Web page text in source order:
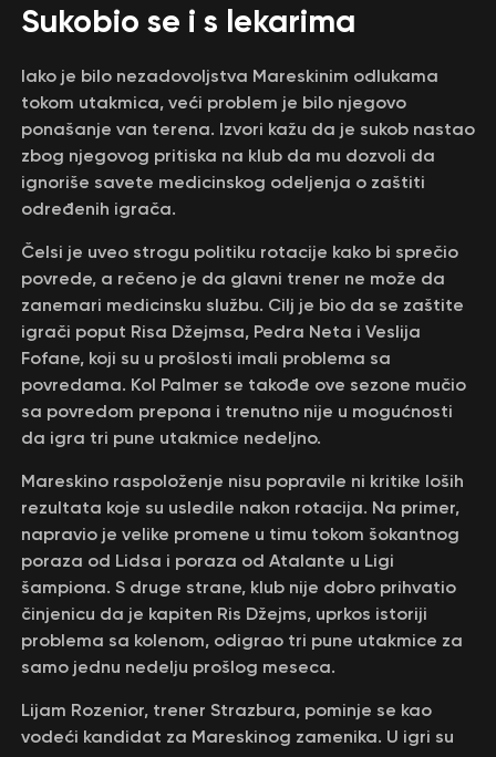
Sukobio se i s lekarima
Iako je bilo nezadovoljstva Mareskinim odlukama
tokom utakmica, veći problem je bilo njegovo
ponašanje van terena. Izvori kažu da je sukob nastao
zbog njegovog pritiska na klub da mu dozvoli da
ignoriše savete medicinskog odeljenja o zaštiti
određenih igrača.
Čelsi je uveo strogu politiku rotacije kako bi sprečio
povrede, a rečeno je da glavni trener ne može da
zanemari medicinsku službu. Cilj je bio da se zaštite
igrači poput Risa Džejmsa, Pedra Neta i Veslija
Fofane, koji su u prošlosti imali problema sa
povredama. Кol Palmer se takođe ove sezone mučio
sa povredom prepona i trenutno nije u mogućnosti
da igra tri pune utakmice nedeljno.
Mareskino raspoloženje nisu popravile ni kritike loših
rezultata koje su usledile nakon rotacija. Na primer,
napravio je velike promene u timu tokom šokantnog
poraza od Lidsa i poraza od Atalante u Ligi
šampiona. S druge strane, klub nije dobro prihvatio
činjenicu da je kapiten Ris Džejms, uprkos istoriji
problema sa kolenom, odigrao tri pune utakmice za
samo jednu nedelju prošlog meseca.
Lijam Rozenior, trener Strazbura, pominje se kao
vodeći kandidat za Mareskinog zamenika. U igri su